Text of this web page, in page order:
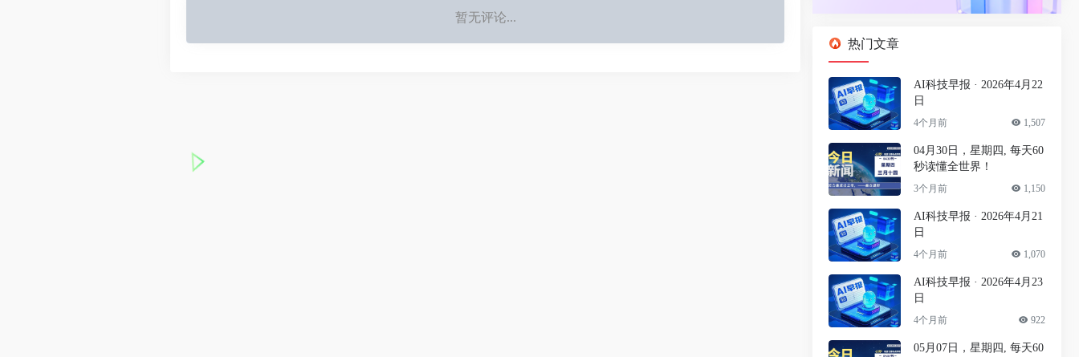
暂无评论...
热门文章
AI科技早报 · 2026年4月22
日
4个月前 1,507
04月30日，星期四, 每天60
秒读懂全世界！
3个月前 1,150
AI科技早报 · 2026年4月21
日
4个月前 1,070
AI科技早报 · 2026年4月23
日
4个月前 922
05月07日，星期四, 每天60